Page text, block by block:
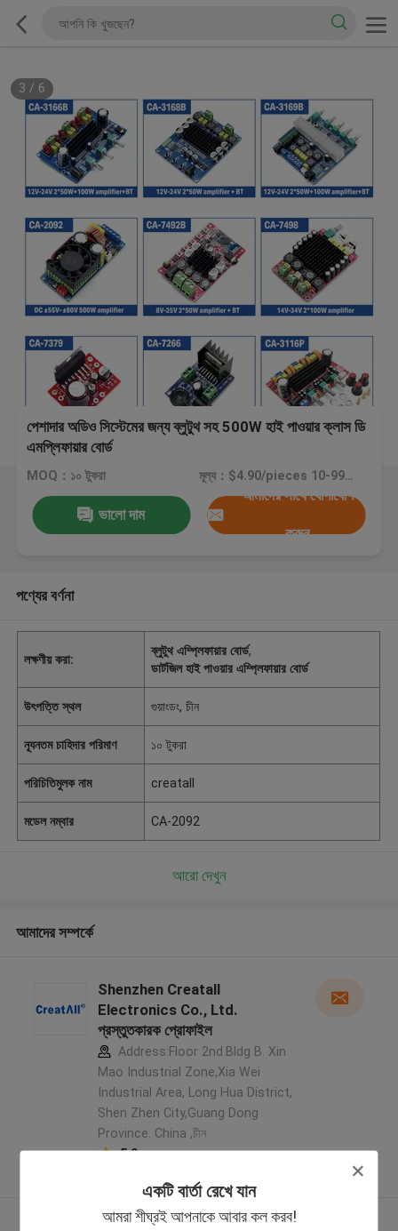
একটি বার্তা রেখে যান
আমরা শীঘ্রই আপনাকে আবার কল করব!
3 / 6
পেশাদার অডিও সিস্টেমের জন্য ব্লুটুথ সহ 500W হাই পাওয়ার ক্লাস ডি
এমপ্লিফায়ার বোর্ড
MOQ：১০ টুকরা মূল্য：$4.90/pieces 10-99 pieces
ভালো দাম
আমাদের সাথে যোগাযোগ
করুন
পণ্যের বর্ণনা
লক্ষণীয় করা:
ব্লুটুথ এম্প্লিফায়ার বোর্ড,
ডার্টজিল হাই পাওয়ার এম্প্লিফায়ার বোর্ড
উৎপত্তি স্থল গুয়াংডং, চীন
ন্যূনতম চাহিদার পরিমাণ ১০ টুকরা
পরিচিতিমুলক নাম creatall
মডেল নম্বার CA-2092
আরো দেখুন
আমাদের সম্পর্কে
Shenzhen Creatall
Electronics Co., Ltd.
প্রস্তুতকারক প্রোফাইল
Address:Floor 2nd.Bldg B. Xin
Mao Industrial Zone,Xia Wei
Industrial Area, Long Hua District,
Shen Zhen City,Guang Dong
Province. China ,চীন
5.0
আরো দেখুন